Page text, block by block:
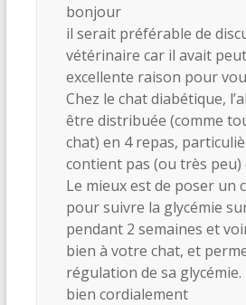
bonjour
il serait préférable de
vétérinaire car il avait
excellente raison pour
Chez le chat diabétique,
être distribuée (comme
chat) en 4 repas,
contient pas (ou très peu)
Le mieux est de poser un
pour suivre la glycémie
pendant 2 semaines et
bien à votre chat, et
régulation de sa glycémie.
bien cordialement